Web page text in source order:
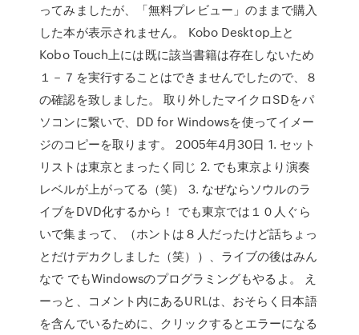
ってみましたが、「無料プレビュー」のままで購入
した本が表示されません。 Kobo Desktop上と
Kobo Touch上には既に該当書籍は存在しないため
１－７を実行することはできませんでしたので、８
の確認を致しました。 取り外したマイクロSDをパ
ソコンに繋いで、DD for Windowsを使ってイメー
ジのコピーを取ります。 2005年4月30日 1. セット
リストは東京とまったく同じ 2. でも東京より演奏
レベルが上がってる（笑） 3. なぜならソウルのラ
イブをDVD化するから！ でも東京では１０人ぐら
いで集まって、（ホントは８人だったけど話ちょっ
とだけデカクしました（笑））、ライブの後はみん
なで でもWindowsのプログラミングもやるよ。 え
ーっと、コメント内にあるURLは、おそらく日本語
を含んでいるために、クリックするとエラーになる